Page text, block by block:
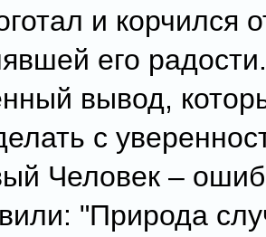
и корчился
его радости.
вывод,
с
Человек –
"Природа